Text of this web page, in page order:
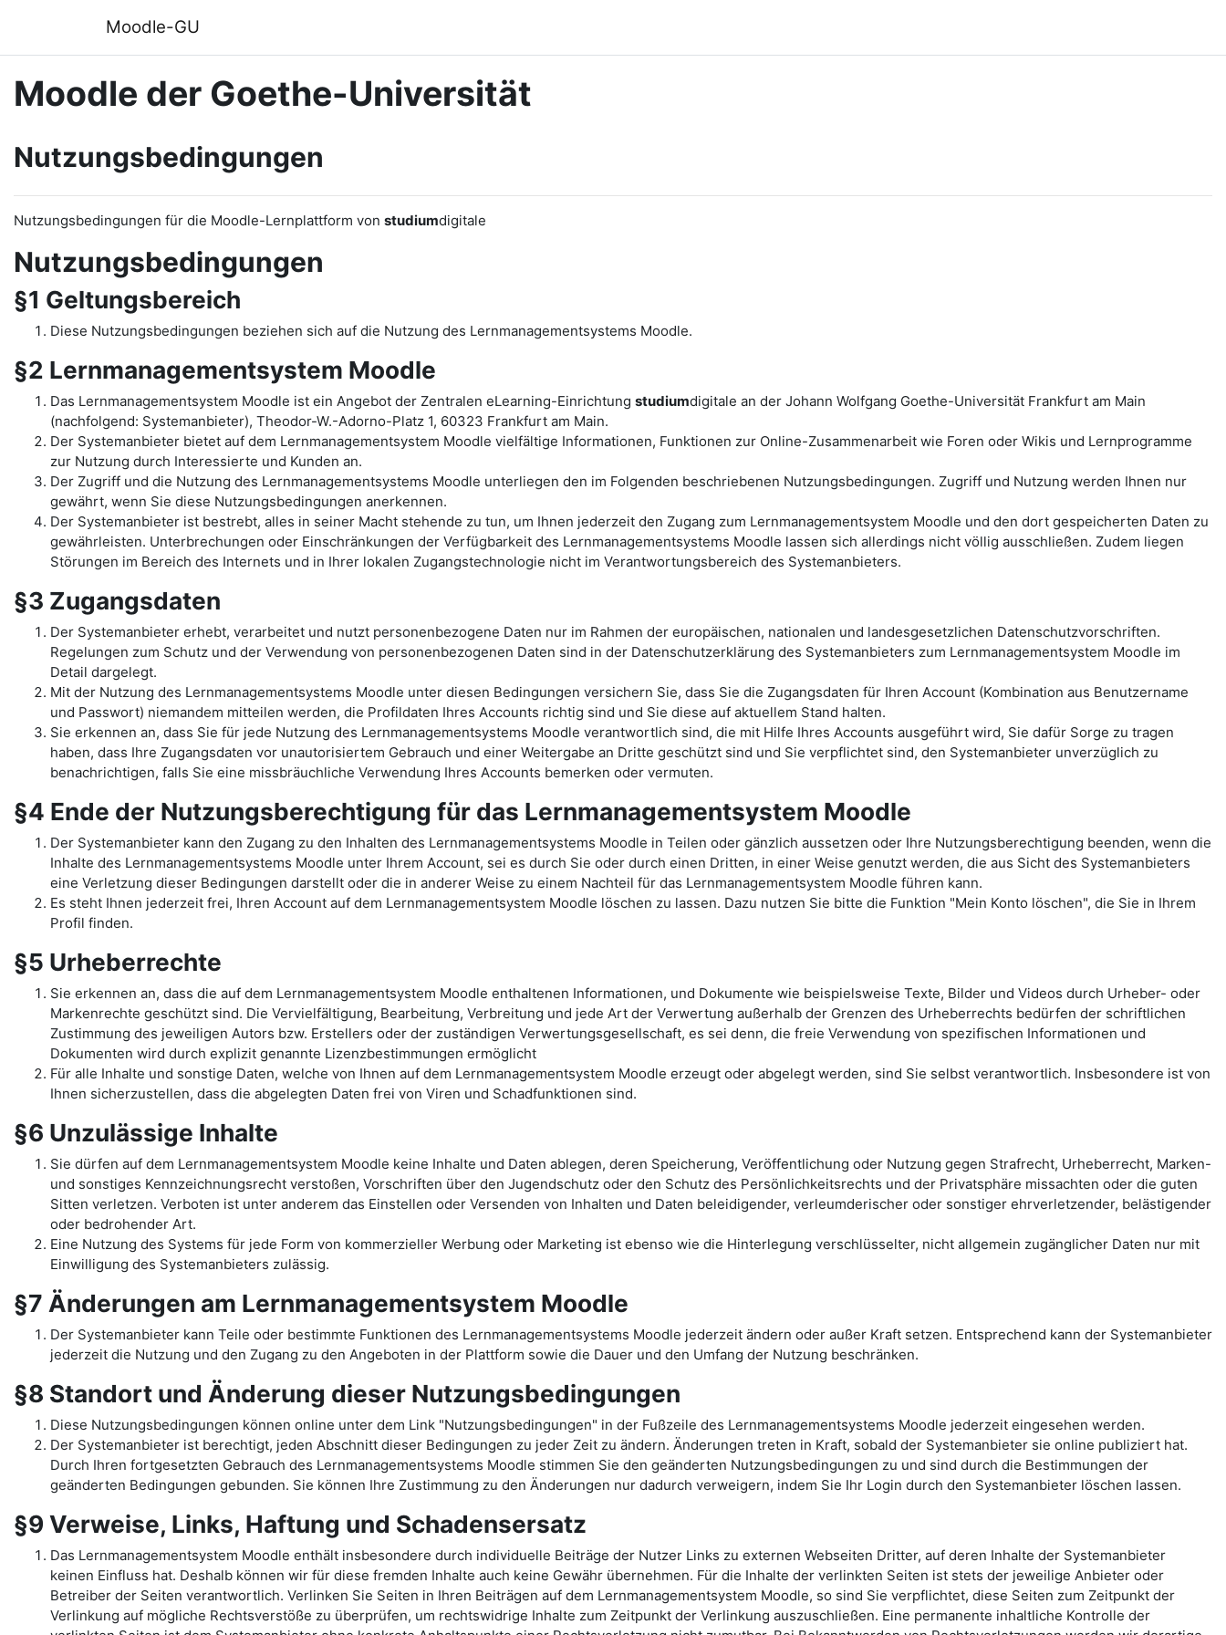
Moodle-GU
Moodle der Goethe-Universität
Nutzungsbedingungen
Nutzungsbedingungen für die Moodle-Lernplattform von studiumdigitale
Nutzungsbedingungen
§1 Geltungsbereich
Diese Nutzungsbedingungen beziehen sich auf die Nutzung des Lernmanagementsystems Moodle.
§2 Lernmanagementsystem Moodle
Das Lernmanagementsystem Moodle ist ein Angebot der Zentralen eLearning-Einrichtung studiumdigitale an der Johann Wolfgang Goethe-Universität Frankfurt am Main
(nachfolgend: Systemanbieter), Theodor-W.-Adorno-Platz 1, 60323 Frankfurt am Main.
Der Systemanbieter bietet auf dem Lernmanagementsystem Moodle vielfältige Informationen, Funktionen zur Online-Zusammenarbeit wie Foren oder Wikis und Lernprogramme
zur Nutzung durch Interessierte und Kunden an.
Der Zugriff und die Nutzung des Lernmanagementsystems Moodle unterliegen den im Folgenden beschriebenen Nutzungsbedingungen. Zugriff und Nutzung werden Ihnen nur
gewährt, wenn Sie diese Nutzungsbedingungen anerkennen.
Der Systemanbieter ist bestrebt, alles in seiner Macht stehende zu tun, um Ihnen jederzeit den Zugang zum Lernmanagementsystem Moodle und den dort gespeicherten Daten zu
gewährleisten. Unterbrechungen oder Einschränkungen der Verfügbarkeit des Lernmanagementsystems Moodle lassen sich allerdings nicht völlig ausschließen. Zudem liegen
Störungen im Bereich des Internets und in Ihrer lokalen Zugangstechnologie nicht im Verantwortungsbereich des Systemanbieters.
§3 Zugangsdaten
Der Systemanbieter erhebt, verarbeitet und nutzt personenbezogene Daten nur im Rahmen der europäischen, nationalen und landesgesetzlichen Datenschutzvorschriften.
Regelungen zum Schutz und der Verwendung von personenbezogenen Daten sind in der Datenschutzerklärung des Systemanbieters zum Lernmanagementsystem Moodle im
Detail dargelegt.
Mit der Nutzung des Lernmanagementsystems Moodle unter diesen Bedingungen versichern Sie, dass Sie die Zugangsdaten für Ihren Account (Kombination aus Benutzername
und Passwort) niemandem mitteilen werden, die Profildaten Ihres Accounts richtig sind und Sie diese auf aktuellem Stand halten.
Sie erkennen an, dass Sie für jede Nutzung des Lernmanagementsystems Moodle verantwortlich sind, die mit Hilfe Ihres Accounts ausgeführt wird, Sie dafür Sorge zu tragen
haben, dass Ihre Zugangsdaten vor unautorisiertem Gebrauch und einer Weitergabe an Dritte geschützt sind und Sie verpflichtet sind, den Systemanbieter unverzüglich zu
benachrichtigen, falls Sie eine missbräuchliche Verwendung Ihres Accounts bemerken oder vermuten.
§4 Ende der Nutzungsberechtigung für das Lernmanagementsystem Moodle
Der Systemanbieter kann den Zugang zu den Inhalten des Lernmanagementsystems Moodle in Teilen oder gänzlich aussetzen oder Ihre Nutzungsberechtigung beenden, wenn die
Inhalte des Lernmanagementsystems Moodle unter Ihrem Account, sei es durch Sie oder durch einen Dritten, in einer Weise genutzt werden, die aus Sicht des Systemanbieters
eine Verletzung dieser Bedingungen darstellt oder die in anderer Weise zu einem Nachteil für das Lernmanagementsystem Moodle führen kann.
Es steht Ihnen jederzeit frei, Ihren Account auf dem Lernmanagementsystem Moodle löschen zu lassen. Dazu nutzen Sie bitte die Funktion "Mein Konto löschen", die Sie in Ihrem
Profil finden.
§5 Urheberrechte
Sie erkennen an, dass die auf dem Lernmanagementsystem Moodle enthaltenen Informationen, und Dokumente wie beispielsweise Texte, Bilder und Videos durch Urheber- oder
Markenrechte geschützt sind. Die Vervielfältigung, Bearbeitung, Verbreitung und jede Art der Verwertung außerhalb der Grenzen des Urheberrechts bedürfen der schriftlichen
Zustimmung des jeweiligen Autors bzw. Erstellers oder der zuständigen Verwertungsgesellschaft, es sei denn, die freie Verwendung von spezifischen Informationen und
Dokumenten wird durch explizit genannte Lizenzbestimmungen ermöglicht
Für alle Inhalte und sonstige Daten, welche von Ihnen auf dem Lernmanagementsystem Moodle erzeugt oder abgelegt werden, sind Sie selbst verantwortlich. Insbesondere ist von
Ihnen sicherzustellen, dass die abgelegten Daten frei von Viren und Schadfunktionen sind.
§6 Unzulässige Inhalte
Sie dürfen auf dem Lernmanagementsystem Moodle keine Inhalte und Daten ablegen, deren Speicherung, Veröffentlichung oder Nutzung gegen Strafrecht, Urheberrecht, Marken-
und sonstiges Kennzeichnungsrecht verstoßen, Vorschriften über den Jugendschutz oder den Schutz des Persönlichkeitsrechts und der Privatsphäre missachten oder die guten
Sitten verletzen. Verboten ist unter anderem das Einstellen oder Versenden von Inhalten und Daten beleidigender, verleumderischer oder sonstiger ehrverletzender, belästigender
oder bedrohender Art.
Eine Nutzung des Systems für jede Form von kommerzieller Werbung oder Marketing ist ebenso wie die Hinterlegung verschlüsselter, nicht allgemein zugänglicher Daten nur mit
Einwilligung des Systemanbieters zulässig.
§7 Änderungen am Lernmanagementsystem Moodle
Der Systemanbieter kann Teile oder bestimmte Funktionen des Lernmanagementsystems Moodle jederzeit ändern oder außer Kraft setzen. Entsprechend kann der Systemanbieter
jederzeit die Nutzung und den Zugang zu den Angeboten in der Plattform sowie die Dauer und den Umfang der Nutzung beschränken.
§8 Standort und Änderung dieser Nutzungsbedingungen
Diese Nutzungsbedingungen können online unter dem Link "Nutzungsbedingungen" in der Fußzeile des Lernmanagementsystems Moodle jederzeit eingesehen werden.
Der Systemanbieter ist berechtigt, jeden Abschnitt dieser Bedingungen zu jeder Zeit zu ändern. Änderungen treten in Kraft, sobald der Systemanbieter sie online publiziert hat.
Durch Ihren fortgesetzten Gebrauch des Lernmanagementsystems Moodle stimmen Sie den geänderten Nutzungsbedingungen zu und sind durch die Bestimmungen der
geänderten Bedingungen gebunden. Sie können Ihre Zustimmung zu den Änderungen nur dadurch verweigern, indem Sie Ihr Login durch den Systemanbieter löschen lassen.
§9 Verweise, Links, Haftung und Schadensersatz
Das Lernmanagementsystem Moodle enthält insbesondere durch individuelle Beiträge der Nutzer Links zu externen Webseiten Dritter, auf deren Inhalte der Systemanbieter
keinen Einfluss hat. Deshalb können wir für diese fremden Inhalte auch keine Gewähr übernehmen. Für die Inhalte der verlinkten Seiten ist stets der jeweilige Anbieter oder
Betreiber der Seiten verantwortlich. Verlinken Sie Seiten in Ihren Beiträgen auf dem Lernmanagementsystem Moodle, so sind Sie verpflichtet, diese Seiten zum Zeitpunkt der
Verlinkung auf mögliche Rechtsverstöße zu überprüfen, um rechtswidrige Inhalte zum Zeitpunkt der Verlinkung auszuschließen. Eine permanente inhaltliche Kontrolle der